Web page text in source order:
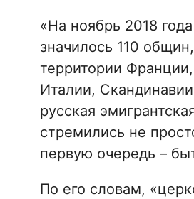
«На ноябрь 2018
значилось 110
территории
Италии,
русская
стремились не
первую очередь –
По его словам,